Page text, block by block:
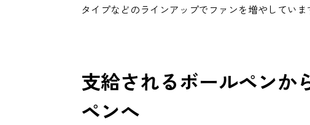
タイプなどのラインアップでファンを増やしていま
支給されるボールペンか
ペンへ